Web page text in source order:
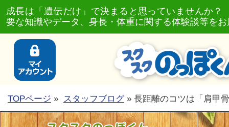
成長は「遺伝だけ」で決まると思っていませんか
要な知識やデータ、身長・体重に関する体験談等を
TOPページ » スタッフブログ» 長距離のコツは「肩甲